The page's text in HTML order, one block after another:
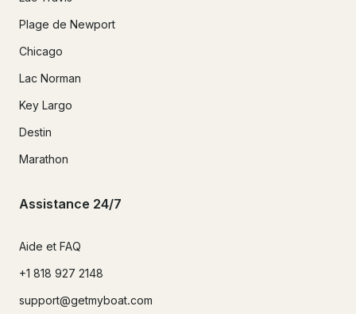
Plage de Newport
Chicago
Lac Norman
Key Largo
Destin
Marathon
Assistance 24/7
Aide et FAQ
+1 818 927 2148
support@getmyboat.com